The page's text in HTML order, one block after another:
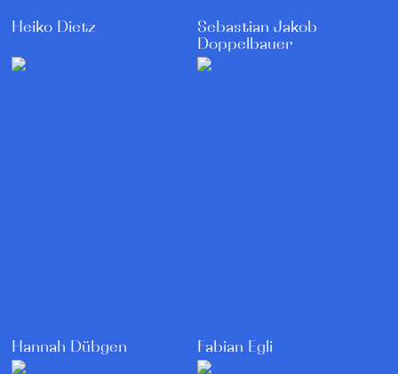
Heiko Dietz
Sebastian Jakob
Doppelbauer
Hannah Dübgen Fabian Egli